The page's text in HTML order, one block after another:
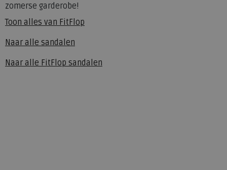
zomerse garderobe!
Toon alles van FitFlop
Naar alle sandalen
Naar alle FitFlop sandalen